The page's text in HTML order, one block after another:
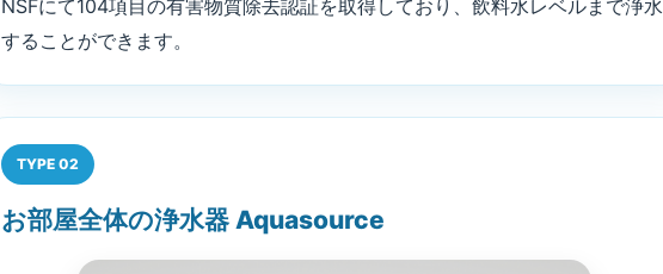
NSFにて104項目の有害物質除去認証を取得しており、飲料水レベルまで浄水
することができます。
TYPE 02
お部屋全体の浄水器 Aquasource